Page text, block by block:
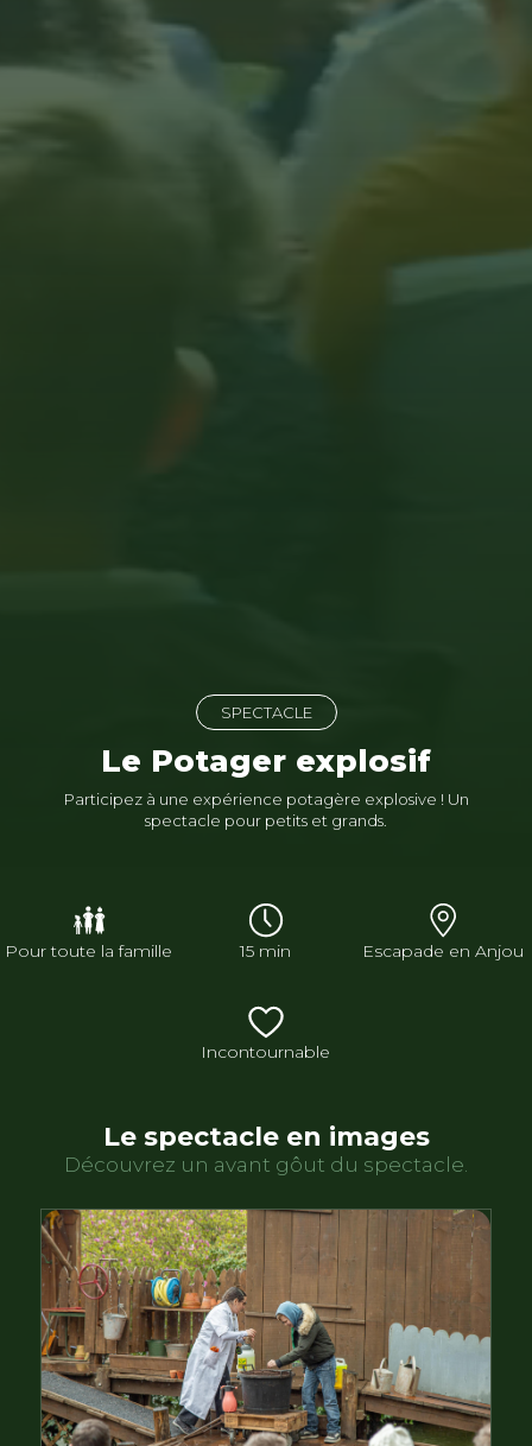
SPECTACLE
Le Potager explosif
Participez à une expérience potagère explosive ! Un
spectacle pour petits et grands.
Pour toute la famille 15 min Escapade en Anjou
Incontournable
Le spectacle en images
Découvrez un avant gôut du spectacle.